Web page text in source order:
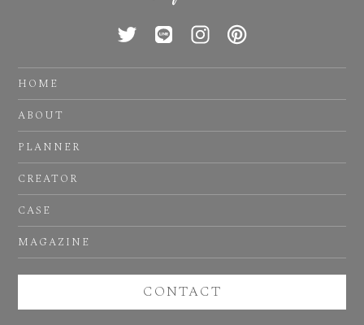
HOME
ABOUT
PLANNER
CREATOR
CASE
MAGAZINE
CONTACT